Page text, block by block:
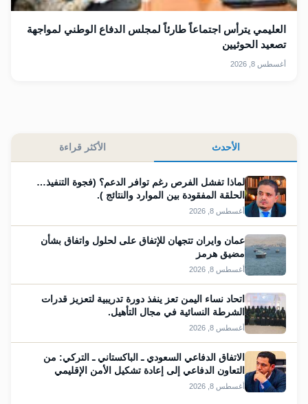
العليمي يترأس اجتماعاً طارئاً لمجلس الدفاع الوطني لمواجهة
تصعيد الحوثيين
أغسطس 8, 2026
الأحدث الأكثر قراءة
لماذا تفشل الفرص رغم توافر الدعم؟ (فجوة التنفيذ…
الحلقة المفقودة بين الموارد والنتائج ).
أغسطس 8, 2026
عمان وايران تتجهان للإتفاق على لحلول واتفاق بشأن
مضيق هرمز
أغسطس 8, 2026
اتحاد نساء اليمن تعز ينفذ دورة تدريبية لتعزيز قدرات
الشرطة النسائية في مجال التأهيل.
أغسطس 8, 2026
الاتفاق الدفاعي السعودي ـ الباكستاني ـ التركي: من
التعاون الدفاعي إلى إعادة تشكيل الأمن الإقليمي
أغسطس 8, 2026